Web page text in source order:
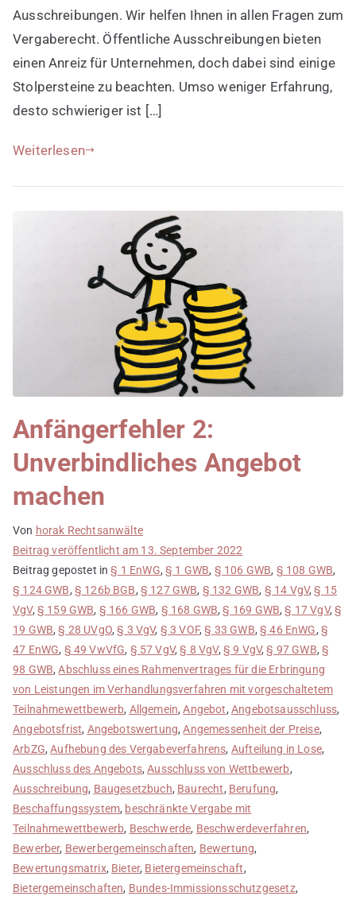
Ausschreibungen. Wir helfen Ihnen in allen Fragen zum
Vergaberecht. Öffentliche Ausschreibungen bieten
einen Anreiz für Unternehmen, doch dabei sind einige
Stolpersteine zu beachten. Umso weniger Erfahrung,
desto schwieriger ist […]
Weiterlesen
Anfängerfehler 2:
Unverbindliches Angebot
machen
Von horak Rechtsanwälte
Beitrag veröffentlicht am 13. September 2022
Beitrag gepostet in§ 1 EnWG,§ 1 GWB, § 106 GWB, § 108 GWB,
§ 124 GWB, § 126b BGB, § 127 GWB, § 132 GWB, § 14 VgV,§ 15
VgV, § 159 GWB, § 166 GWB, § 168 GWB,§ 169 GWB,§ 17 VgV,§
19 GWB,§ 28 UVgO,§ 3 VgV, § 3 VOF,§ 33 GWB,§ 46 EnWG, §
47 EnWG, § 49 VwVfG, § 57 VgV,§ 8 VgV, § 9 VgV,§ 97 GWB,§
98 GWB,Abschluss eines Rahmenvertrages für die Erbringung
von Leistungen im Verhandlungsverfahren mit vorgeschaltetem
Teilnahmewettbewerb, Allgemein,Angebot, Angebotsausschluss,
Angebotsfrist, Angebotswertung,Angemessenheit der Preise,
ArbZG,Aufhebung des Vergabeverfahrens, Aufteilung in Lose,
Ausschluss des Angebots,Ausschluss von Wettbewerb,
Ausschreibung, Baugesetzbuch, Baurecht, Berufung,
Beschaffungssystem, beschränkte Vergabe mit
Teilnahmewettbewerb, Beschwerde, Beschwerdeverfahren,
Bewerber, Bewerbergemeinschaften, Bewertung,
Bewertungsmatrix, Bieter, Bietergemeinschaft,
Bietergemeinschaften, Bundes-Immissionsschutzgesetz,